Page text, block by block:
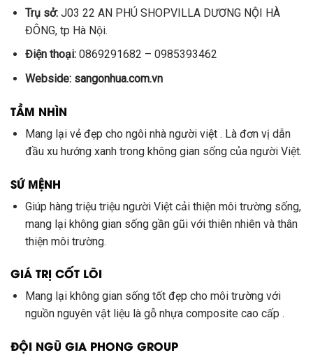
Trụ sở:J03 22 AN PHÚ SHOPVILLA DƯƠNG NỘI HÀ
ĐÔNG, tp Hà Nội.
Điện thoại:0869291682 – 0985393462
Webside: sangonhua.com.vn
TẦM NHÌN
Mang lại vẻ đẹp cho ngôi nhà người việt . Là đơn vị dẫn
đầu xu hướng xanh trong không gian sống của người Việt.
SỨ MỆNH
Giúp hàng triệu triệu người Việt cải thiện môi trường sống,
mang lại không gian sống gần gũi với thiên nhiên và thân
thiện môi trường.
GIÁ TRỊ CỐT LÕI
Mang lại không gian sống tốt đẹp cho môi trường với
nguồn nguyên vật liệu là gỗ nhựa composite cao cấp .
ĐỘI NGŨ GIA PHONG GROUP